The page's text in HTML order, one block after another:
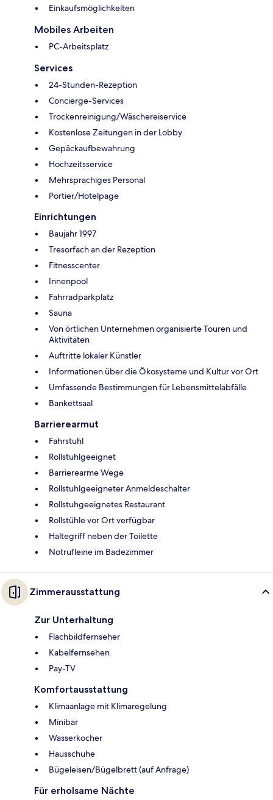
Einkaufsmöglichkeiten
Mobiles Arbeiten
PC-Arbeitsplatz
Services
24-Stunden-Rezeption
Concierge-Services
Trockenreinigung/Wäschereiservice
Kostenlose Zeitungen in der Lobby
Gepäckaufbewahrung
Hochzeitsservice
Mehrsprachiges Personal
Portier/Hotelpage
Einrichtungen
Baujahr 1997
Tresorfach an der Rezeption
Fitnesscenter
Innenpool
Fahrradparkplatz
Sauna
Von örtlichen Unternehmen organisierte Touren und
Aktivitäten
Auftritte lokaler Künstler
Informationen über die Ökosysteme und Kultur vor Ort
Umfassende Bestimmungen für Lebensmittelabfälle
Bankettsaal
Barrierearmut
Fahrstuhl
Rollstuhlgeeignet
Barrierearme Wege
Rollstuhlgeeigneter Anmeldeschalter
Rollstuhgeeignetes Restaurant
Rollstühle vor Ort verfügbar
Haltegriff neben der Toilette
Notrufleine im Badezimmer
Zimmerausstattung
Zur Unterhaltung
Flachbildfernseher
Kabelfernsehen
Pay-TV
Komfortausstattung
Klimaanlage mit Klimaregelung
Minibar
Wasserkocher
Hausschuhe
Bügeleisen/Bügelbrett (auf Anfrage)
Für erholsame Nächte